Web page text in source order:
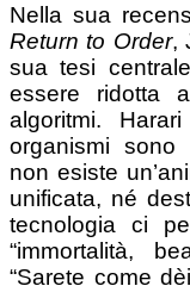
Nella sua
Return to Order,
sua tesi
essere ridotta
algoritmi.
organismi sono
non esiste
unificata, né
tecnologia ci
“immortalità,
“Sarete come